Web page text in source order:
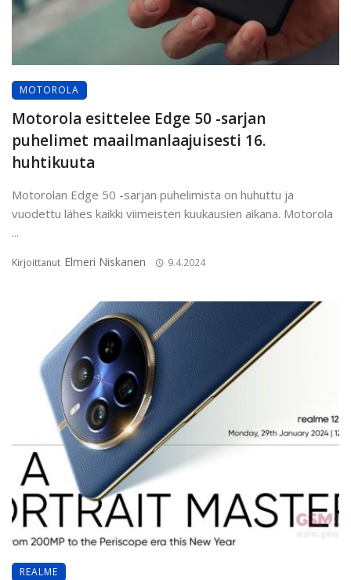
MOTOROLA
Motorola esittelee Edge 50 -sarjan
puhelimet maailmanlaajuisesti 16.
huhtikuuta
Motorolan Edge 50 -sarjan puhelimista on huhuttu ja
vuodettu lähes kaikki viimeisten kuukausien aikana. Motorola
...
Kirjoittanut Elmeri Niskanen 9.4.2024
REALME